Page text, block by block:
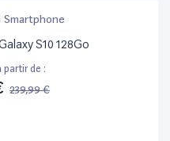
Smartphone
S10 128Go
partir de :
239,99 €